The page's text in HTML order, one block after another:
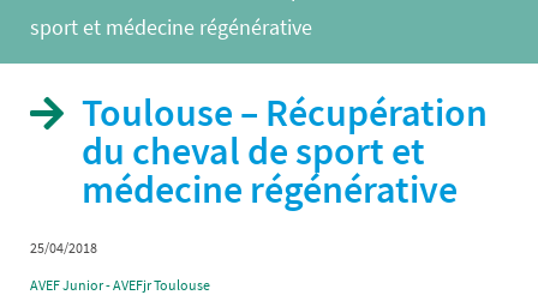
sport et médecine régénérative
Toulouse – Récupération
du cheval de sport et
médecine régénérative
25/04/2018
AVEF Junior - AVEFjr Toulouse